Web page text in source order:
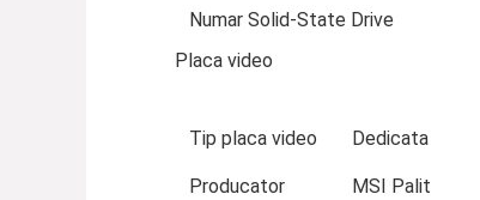
Numar Solid-State Drive
Placa video
Tip placa video Dedicata
Producator
MSI Palit